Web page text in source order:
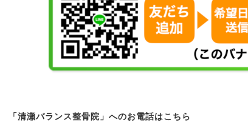
「清瀬バランス整骨院」へのお電話はこちら